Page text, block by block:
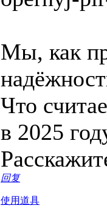
Мы, как
Что
в 2025
回复
使用道具